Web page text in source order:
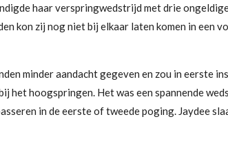
haar verspringwedstrijd met drie
kon zij nog niet bij elkaar laten komen in een
minder aandacht gegeven en zou in eerste
het hoogspringen. Het was een spannende
in de eerste of tweede poging. Jaydee